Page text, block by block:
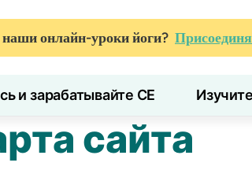
онлайн-уроки йоги?
и зарабатывайте CE
сайта